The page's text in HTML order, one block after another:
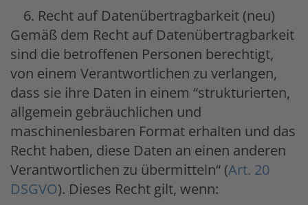
Recht auf Datenübertragbarkeit (neu)
Gemäß dem Recht auf Datenübertragbarkeit
sind die betroffenen Personen berechtigt,
von einem Verantwortlichen zu verlangen,
dass sie ihre Daten in einem “strukturierten,
allgemein gebräuchlichen und
maschinenlesbaren Format erhalten und das
Recht haben, diese Daten an einen anderen
Verantwortlichen zu übermitteln“ (Art. 20
DSGVO). Dieses Recht gilt, wenn: